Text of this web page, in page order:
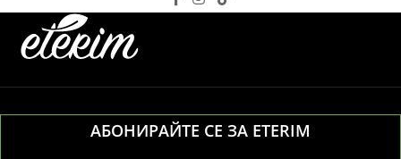
АБОНИРАЙТЕ СЕ ЗА ETERIM